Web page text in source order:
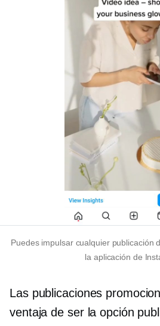
Puedes impulsar cualquier publicación
la aplicación de
Las publicaciones
ventaja de ser la opción